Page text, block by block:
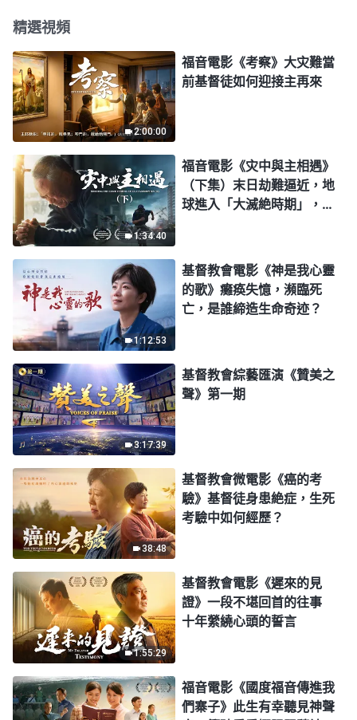
精選視頻
2:00:00
福音電影《考察》大灾難當
前基督徒如何迎接主再來
1:34:40
福音電影《灾中與主相遇》
（下集）末日劫難逼近，地
球進入「大滅絶時期」，人
1:12:53
基督教會電影《神是我心靈
的歌》癱痪失憶，瀕臨死
亡，是誰締造生命奇迹？
3:17:39
基督教會綜藝匯演《贊美之
聲》第一期
38:48
基督教會微電影《癌的考
驗》基督徒身患絶症，生死
考驗中如何經歷？
1:55:29
基督教會電影《遲來的見
證》一段不堪回首的往事
十年縈繞心頭的誓言
福音電影《國度福音傳進我
們寨子》此生有幸聽見神聲